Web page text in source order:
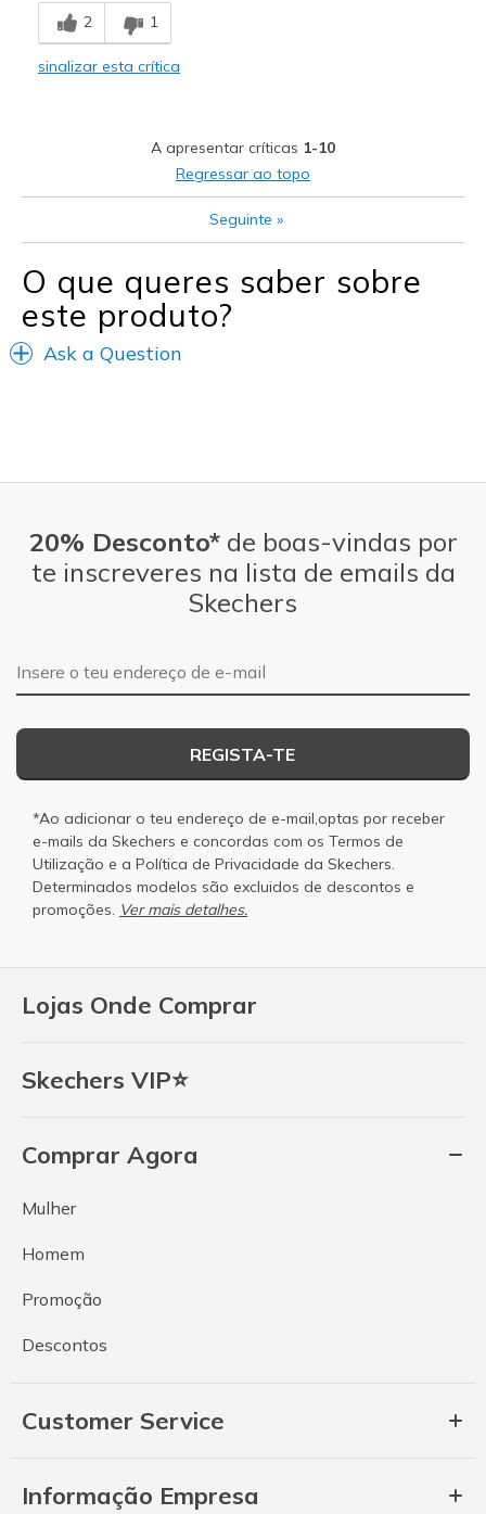
2 1
sinalizar esta crítica
A apresentar críticas 1-10
Regressar ao topo
Seguinte »
O que queres saber sobre
este produto?
Ask a Question
Lojas Onde Comprar
Skechers VIP⭐
Comprar Agora
Mulher
Homem
Promoção
Descontos
Customer Service
Informação Empresa
20% Desconto*de boas-vindas por
te inscreveres na lista de emails da
Skechers
Endereço de e-mail
REGISTA-TE
*Ao adicionar o teu endereço de e-mail,optas por receber
e-mails da Skechers e concordas com os Termos de
Utilização e a Política de Privacidade da Skechers.
Determinados modelos são excluidos de descontos e
promoções. Ver mais detalhes.